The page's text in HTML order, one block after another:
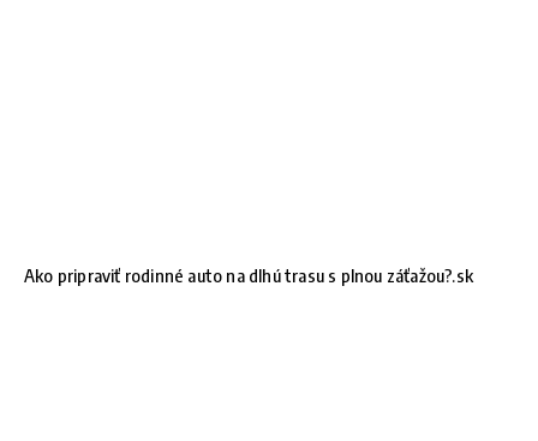
Ako pripraviť rodinné auto na dlhú trasu s plnou záťažou?.sk